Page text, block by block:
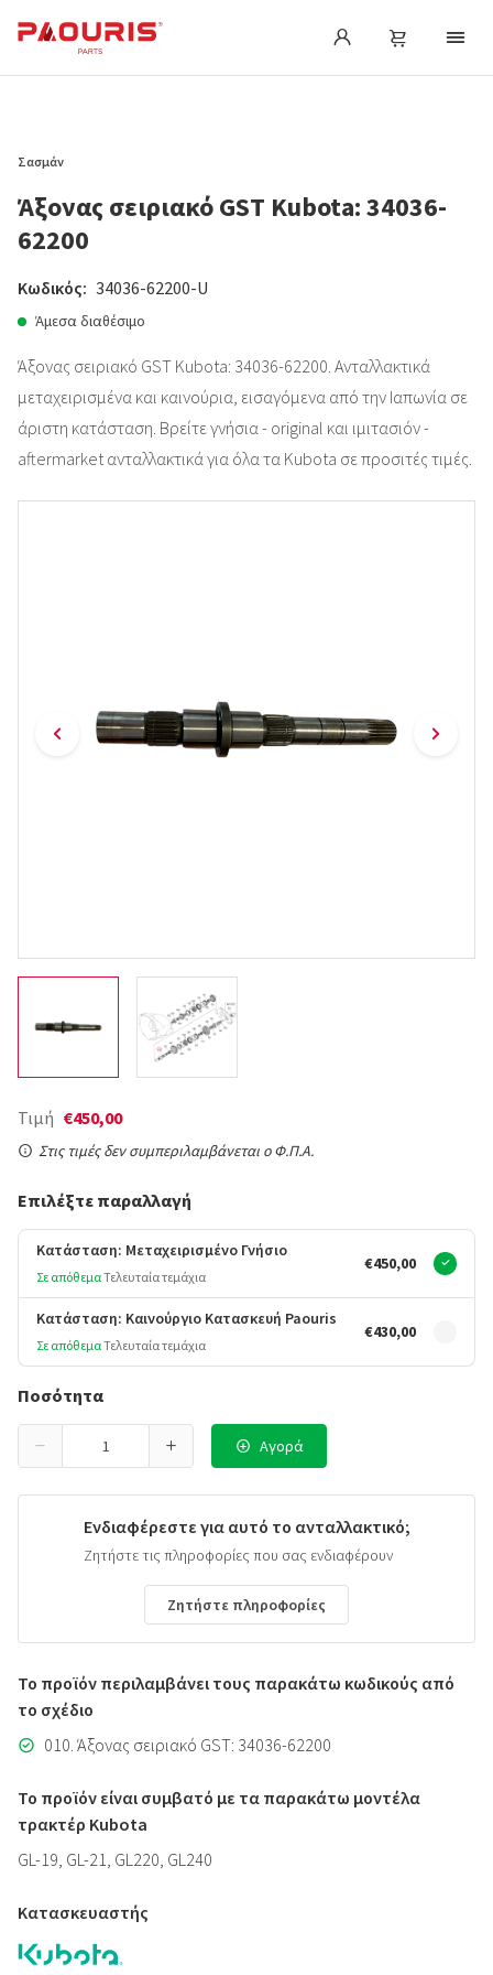
Σασμάν
Άξονας σειριακό GST Kubota: 34036-
62200
Κωδικός: 34036-62200-U
Άμεσα διαθέσιμο
Άξονας σειριακό GST Kubota: 34036-62200. Ανταλλακτικά
μεταχειρισμένα και καινούρια, εισαγόμενα από την Ιαπωνία σε
άριστη κατάσταση. Βρείτε γνήσια - original και ιμιτασιόν -
aftermarket ανταλλακτικά για όλα τα Kubota σε προσιτές τιμές.
Τιμή €450,00
Στις τιμές δεν συμπεριλαμβάνεται ο Φ.Π.Α.
Επιλέξτε παραλλαγή
Κατάσταση: Μεταχειρισμένο Γνήσιο
Σε απόθεμαΤελευταία τεμάχια
€450,00
Κατάσταση: Καινούργιο Κατασκευή Paouris
Σε απόθεμαΤελευταία τεμάχια
€430,00
Ποσότητα
Αγορά
Ενδιαφέρεστε για αυτό το ανταλλακτικό;
Ζητήστε τις πληροφορίες που σας ενδιαφέρουν
Ζητήστε πληροφορίες
Το προϊόν περιλαμβάνει τους παρακάτω κωδικούς από
το σχέδιο
010. Άξονας σειριακό GST: 34036-62200
Το προϊόν είναι συμβατό με τα παρακάτω μοντέλα
τρακτέρ Kubota
GL-19, GL-21, GL220, GL240
Κατασκευαστής